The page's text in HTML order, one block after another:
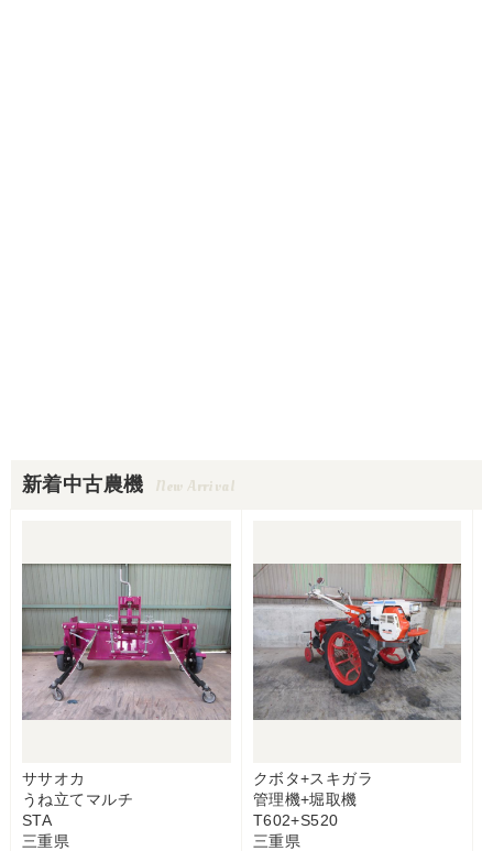
新着中古農機 New Arrival
ササオカ
うね立てマルチ
STA
三重県
クボタ+スキガラ
管理機+堀取機
T602+S520
三重県